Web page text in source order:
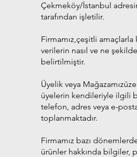
Çekmeköy/İstanbul
tarafından işletilir.
Firmamız,çeşitli
verilerin nasıl ve ne
belirtilmiştir.
Üyelik veya
üyelerin kendileriyle ilgili
telefon, adres veya e-
toplanmaktadır.
Firmamız bazı
ürünler hakkında